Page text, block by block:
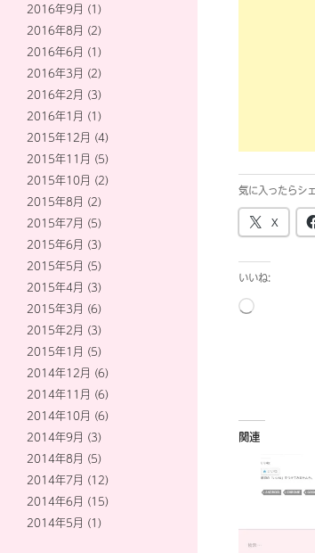
気に入ったらシ
X
いいね:
読
関連
2016年9月 (1)
2016年8月 (2)
2016年6月 (1)
2016年3月 (2)
2016年2月 (3)
2016年1月 (1)
2015年12月 (4)
2015年11月 (5)
2015年10月 (2)
2015年8月 (2)
2015年7月 (5)
2015年6月 (3)
2015年5月 (5)
2015年4月 (3)
2015年3月 (6)
2015年2月 (3)
2015年1月 (5)
2014年12月 (6)
2014年11月 (6)
2014年10月 (6)
2014年9月 (3)
2014年8月 (5)
2014年7月 (12)
2014年6月 (15)
2014年5月 (1)